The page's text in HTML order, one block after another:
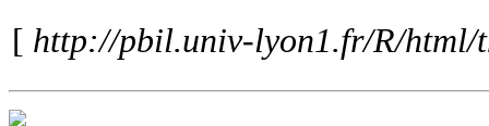
[ http://pbil.univ-lyon1.fr/R/html/